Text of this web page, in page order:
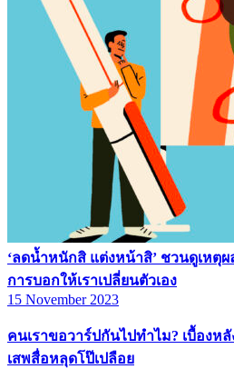
‘ลดน้ำหนักสิ แต่งหน้าสิ’ ชวนดูเหตุ
การบอกให้เราเปลี่ยนตัวเอง
15 November 2023
คนเราขอวาร์ปกันไปทำไม? เบื้อง
เสพสื่อหลุดโป๊เปลือย